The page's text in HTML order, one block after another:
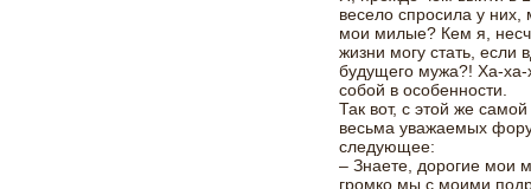
весело спросила у
мои милые? Кем я,
жизни могу стать,
будущего мужа?! Ха-ха-
собой в особенности.
Так вот, с этой же
весьма уважаемых
следующее:
– Знаете, дорогие мои
громко мы с моими